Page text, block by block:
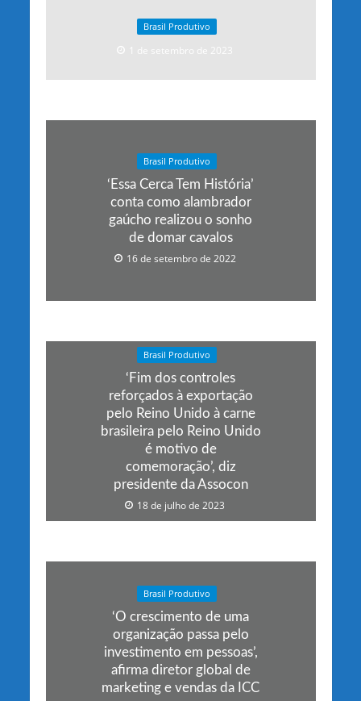
Brasil Produtivo
1 de setembro de 2023
Brasil Produtivo
‘Essa Cerca Tem História’
conta como alambrador
gaúcho realizou o sonho
de domar cavalos
16 de setembro de 2022
Brasil Produtivo
‘Fim dos controles
reforçados à exportação
pelo Reino Unido à carne
brasileira pelo Reino Unido
é motivo de
comemoração’, diz
presidente da Assocon
18 de julho de 2023
Brasil Produtivo
‘O crescimento de uma
organização passa pelo
investimento em pessoas’,
afirma diretor global de
marketing e vendas da ICC